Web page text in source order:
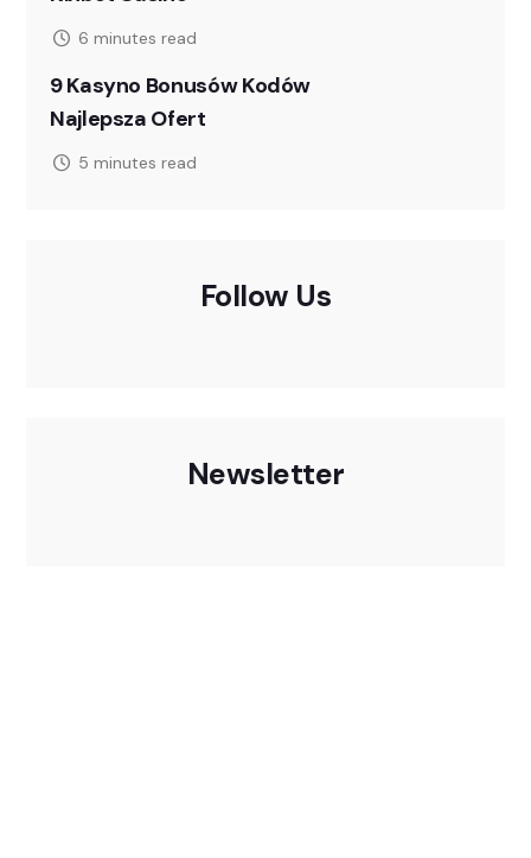
6 minutes read
9 Kasyno Bonusów Kodów
Najlepsza Ofert
5 minutes read
Follow Us
Newsletter